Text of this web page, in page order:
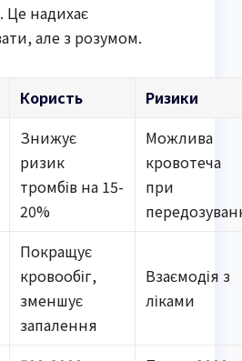
Це надихає
але з розумом.
Користь Ризики
Знижує
ризик
тромбів на 15-
20%
Можлива
кровотеча
при
Покращує
кровообіг,
зменшує
запалення
Взаємодія з
ліками